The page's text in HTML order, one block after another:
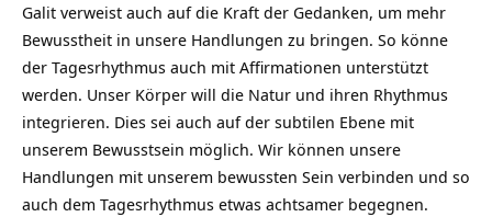
Galit verweist auch auf die Kraft der Gedanken, um mehr
Bewusstheit in unsere Handlungen zu bringen. So könne
der Tagesrhythmus auch mit Affirmationen unterstützt
werden. Unser Körper will die Natur und ihren Rhythmus
integrieren. Dies sei auch auf der subtilen Ebene mit
unserem Bewusstsein möglich. Wir können unsere
Handlungen mit unserem bewussten Sein verbinden und so
auch dem Tagesrhythmus etwas achtsamer begegnen.